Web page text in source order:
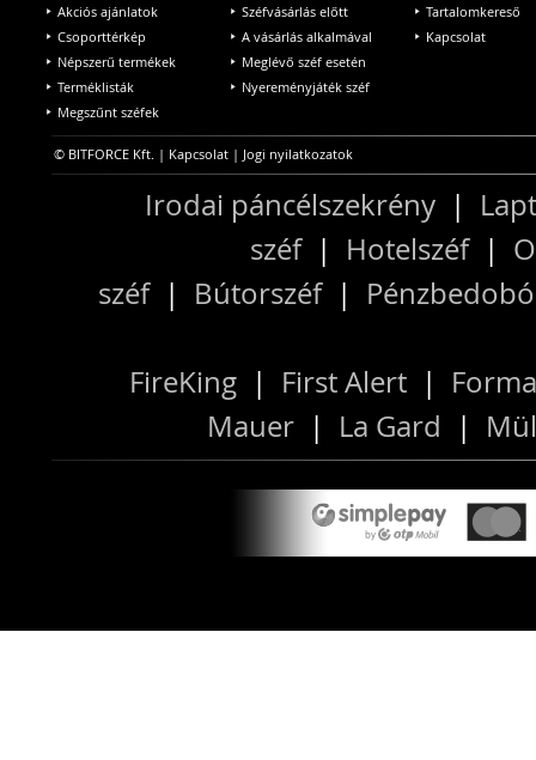
Akciós ajánlatok
Csoporttérkép
Népszerű termékek
Terméklisták
Megszűnt széfek
Széfvásárlás előtt
A vásárlás alkalmával
Meglévő széf esetén
Nyereményjáték széf
Tartalomkereső
Kapcsolat
© BITFORCE Kft. | Kapcsolat | Jogi nyilatkozatok
Irodai páncélszekrény |
széf| Hotelszéf|
széf| Bútorszéf|
FireKing | First Alert |
Mauer | La Gard |